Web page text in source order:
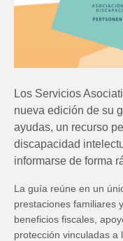
Los Servicios
nueva edición de su
ayudas, un recurso
discapacidad
informarse de forma
La guía reúne en un
prestaciones familiares
beneficios fiscales,
protección vinculadas a